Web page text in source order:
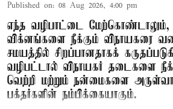
Published on: 08 Aug 2026, 4:00 pm
எந்த வழிபாட்டை மேற்கொண்டாலும்,
விக்னங்களை நீக்கும் விநாயகரை
சமயத்தில் சிறப்பானதாகக்
வழிபட்டால் விநாயகர் தடைகளை
வெற்றி மற்றும் நன்மைகளை
பக்தர்களின் நம்பிக்கையாகும்.